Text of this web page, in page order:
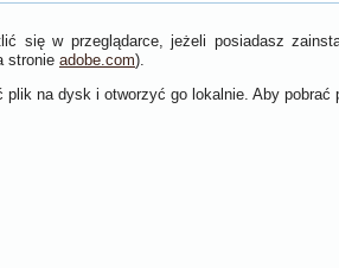
się w przeglądarce, jeżeli posiadasz
stronie adobe.com).
plik na dysk i otworzyć go lokalnie. Aby